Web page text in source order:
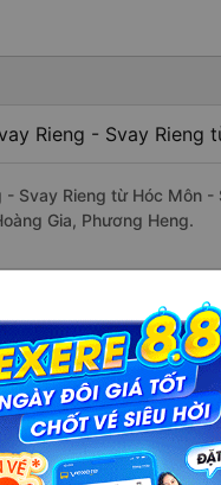
Rieng - Svay
- Svay Rieng từ Hóc Môn
Gia, Phương Heng.
Rieng - Svay Rieng
giá là 400.000 đồng
nhà xe đang khai